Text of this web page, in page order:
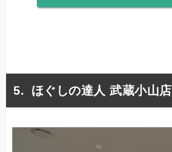
ほぐしの達人 武蔵小山店